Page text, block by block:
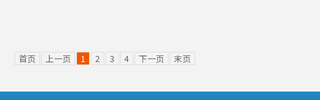
首页 上一页 1 2 3 4 下一页 末页